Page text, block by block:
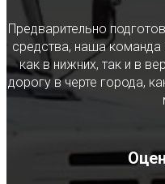
Предварительно
средства, наша
как в нижних, так и в
дорогу в черте города,